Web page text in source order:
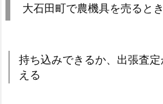
大石田町で農機具を売ると
持ち込みできるか、出張査
える